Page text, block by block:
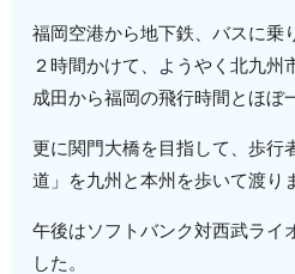
福岡空港から地下鉄、バスに乗
２時間かけて、ようやく北九州
成田から福岡の飛行時間とほぼ
更に関門大橋を目指して、歩行
道」を九州と本州を歩いて渡り
午後はソフトバンク対西武ライ
した。